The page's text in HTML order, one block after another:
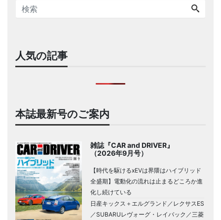
人気の記事
本誌最新号のご案内
雑誌『CAR and DRIVER』
（2026年9月号）
【時代を駆けるxEVは界隈はハイブリッド
全盛期】電動化の流れは止まるどころか進
化し続けている
日産キックス＋エルグランド／レクサスES
／SUBARUレヴォーグ・レイバック／三菱